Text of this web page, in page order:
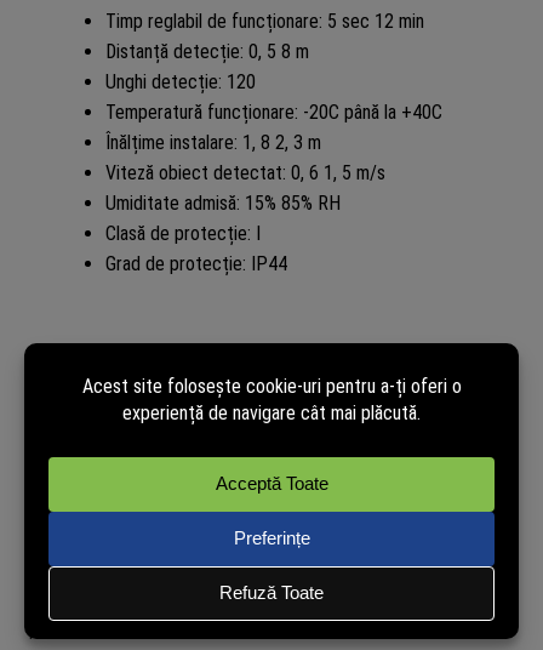
Timp reglabil de funcționare: 5 sec 12 min
Distanță detecție: 0, 5 8 m
Unghi detecție: 120
Temperatură funcționare: -20C până la +40C
Înălțime instalare: 1, 8 2, 3 m
Viteză obiect detectat: 0, 6 1, 5 m/s
Umiditate admisă: 15% 85% RH
Clasă de protecție: I
Grad de protecție: IP44
Recenzii verificate
TRUSTED.RO
Nu avem încă opinii de la clienți verificați pentru acest produs.
Recenzia poate fi lăsată doar de cei care au cumpărat pe site.
Cumpără și tu acum pentru a putea publica opinia ta în mod
Produse similare